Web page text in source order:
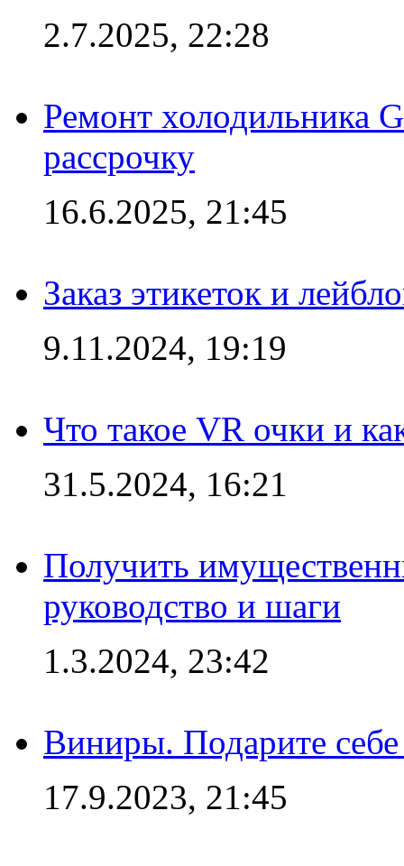
2.7.2025, 22:28
Ремонт холодильника
рассрочку
16.6.2025, 21:45
Заказ этикеток и
9.11.2024, 19:19
Что такое VR очки и
31.5.2024, 16:21
Получить
руководство и шаги
1.3.2024, 23:42
Виниры. Подарите
17.9.2023, 21:45